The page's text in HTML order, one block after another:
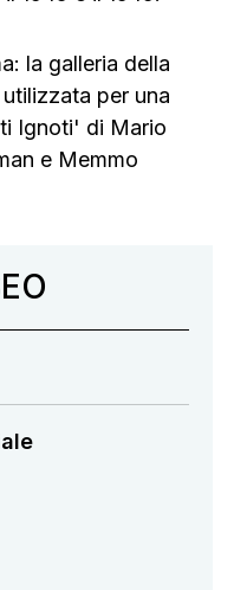
la galleria della
per una
Ignoti' di Mario
e Memmo